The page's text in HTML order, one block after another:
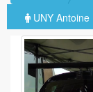
UNY Antoine